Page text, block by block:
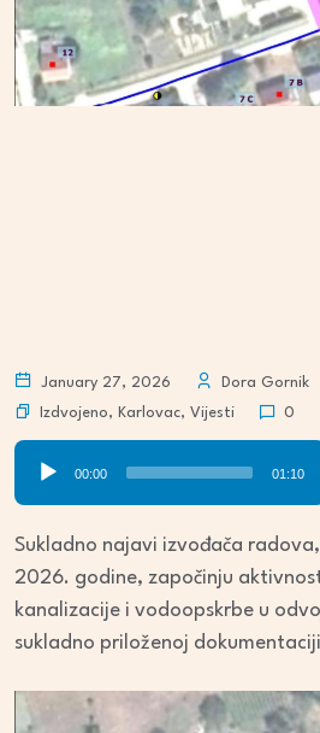
January 27, 2026
Dora Gornik
Izdvojeno, Karlovac, Vijesti 0
00:00 01:10
Sukladno najavi izvođača
2026. godine, započinju
kanalizacije i vodoopskrbe u
sukladno priloženoj